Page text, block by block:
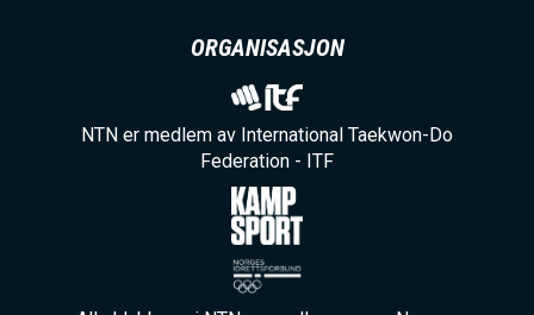
ORGANISASJON
NTN er medlem av International Taekwon-Do
Federation - ITF